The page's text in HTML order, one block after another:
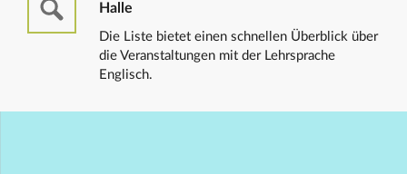
Halle
Die Liste bietet einen schnellen Überblick über
die Veranstaltungen mit der Lehrsprache
Englisch.